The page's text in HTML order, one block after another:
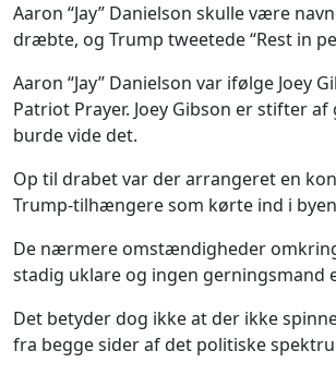
Aaron “Jay” Danielson skulle være
dræbte, og Trump tweetede “Rest in
Aaron “Jay” Danielson var ifølge Joey
Patriot Prayer. Joey Gibson er stifter
burde vide det.
Op til drabet var der arrangeret en
Trump-tilhængere som kørte ind i
De nærmere omstændigheder
stadig uklare og ingen gerningsmand
Det betyder dog ikke at der ikke
fra begge sider af det politiske